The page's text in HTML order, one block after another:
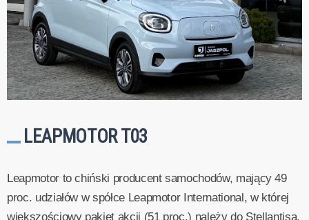
LEAPMOTOR T03
Leapmotor to chiński producent samochodów, mający 49
proc. udziałów w spółce Leapmotor International, w której
większościowy pakiet akcji (51 proc.) należy do Stellantisa.